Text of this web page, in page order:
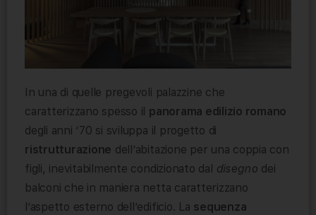
In una di quelle pregevoli palazzine che
caratterizzano spesso il panorama edilizio romano
degli anni ’70 si sviluppa il progetto di
ristrutturazione dell’abitazione per una coppia con
figli, inevitabilmente condizionato dal disegno dei
balconi che in maniera netta caratterizzano
l’aspetto esterno dell’edificio. La sequenza